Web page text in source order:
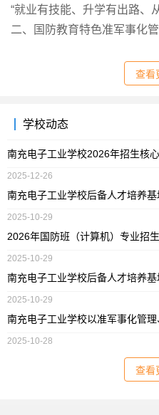
“就业有技能、升学有出路、
二、国防教育特色准军事化
查看
学校动态
南充电子工业学校2026年招生核
2025-12-26
南充电子工业学校后备人才培养
2025-10-29
2026年国防班（计算机）专业招
2025-10-29
南充电子工业学校后备人才培养
2025-10-29
2025-10-28
查看